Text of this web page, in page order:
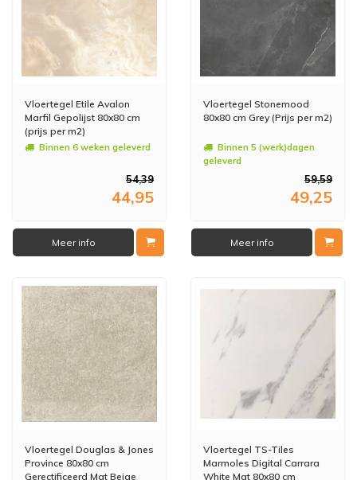
Vloertegel Etile Avalon
Marfil Gepolijst 80x80 cm
(prijs per m2)
Binnen 6 weken geleverd
54,39
44,95
Meer info
Vloertegel Stonemood
80x80 cm Grey (Prijs per m2)
Binnen 5 (werk)dagen
geleverd
59,59
49,25
Meer info
Vloertegel Douglas & Jones
Province 80x80 cm
Gerectificeerd Mat Beige
Vloertegel TS-Tiles
Marmoles Digital Carrara
White Mat 80x80 cm